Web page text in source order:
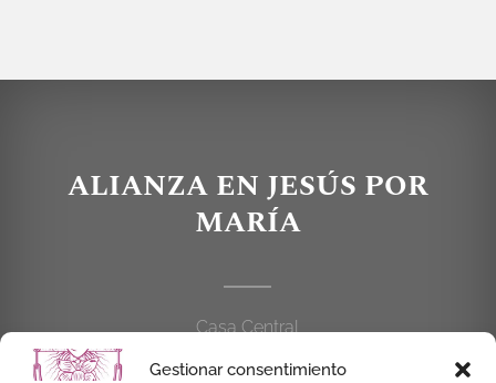
Gestionar consentimiento
ALIANZA EN JESÚS POR
MARÍA
Casa Central
C/Cardenal Cisneros, 55